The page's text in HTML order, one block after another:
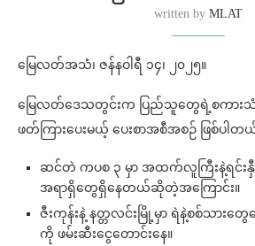
written by MLAT
မြေလတ်အသံ၊ ဇန်နဝါရီ ၁၄၊ ၂၀၂၅။
မြေလတ်ဒေသတွင်းက ပြည်သူတွေရဲ့စကား
ဖတ်ကြားပေးမယ့် ပေးစာအစီအစဉ် ဖြစ်ပါတ
ဆင်တဲ ကပစ ၃ မှာ အထက်လူကြီးနဲ့ရင်း
အရာရှိတွေရှိနေတယ်ဆိုတဲ့အကြောင်း။
ဇီးကုန်းနဲ့ နတ္တလင်းမြို့မှာ ရဲနဲ့စစ်သားတွ
ကို ဖမ်းဆီးငွေတောင်းနေ။